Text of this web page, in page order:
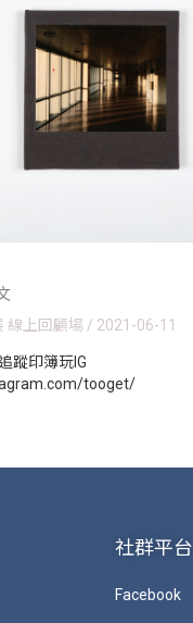
線上回顧場 / 2021-06-11
蹤印簿玩IG
tooget/
社群平台
Facebook